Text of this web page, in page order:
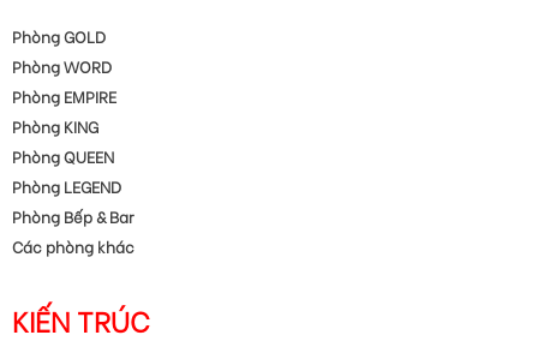
Phòng GOLD
Phòng WORD
Phòng EMPIRE
Phòng KING
Phòng QUEEN
Phòng LEGEND
Phòng Bếp & Bar
Các phòng khác
KIẾN TRÚC